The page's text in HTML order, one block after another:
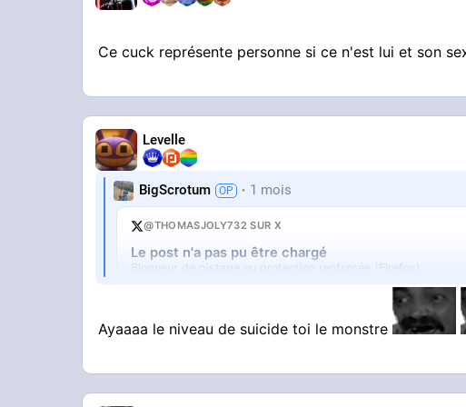
Ce cuck représente personne si ce n'est lui et son
Levelle
BigScrotum 1 mois
@THOMASJOLY732 SUR X
Le post n'a pas pu être chargé
Bloqueur de pistage ou protection renforcée (Firefox).
Ayaaaa le niveau de suicide toi le monstre